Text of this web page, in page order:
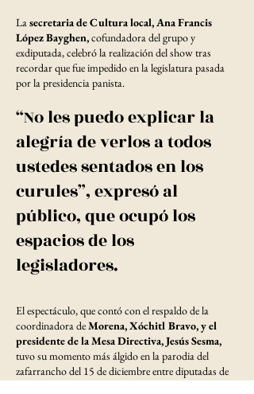
Lasecretaria de Cultura local, Ana Francis
López Bayghen,cofundadora del grupo y
exdiputada, celebró la realización del show tras
recordar que fue impedido en la legislatura pasada
por la presidencia panista.
“No les puedo explicar la
alegría de verlos a todos
ustedes sentados en los
curules”, expresó al
público, que ocupó los
espacios de los
legisladores.
El espectáculo, que contó con el respaldo de la
coordinadora deMorena, Xóchitl Bravo, y el
presidente de la Mesa Directiva, Jesús Sesma,
tuvo su momento más álgido en la parodia del
zafarrancho del 15 de diciembre entre diputadas de
Morena yel PAN.